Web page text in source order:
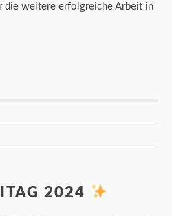
die weitere erfolgreiche Arbeit in
2024